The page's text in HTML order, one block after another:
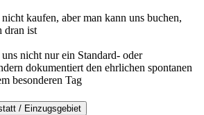
kaufen, aber man kann uns buchen,
dran ist
nicht nur ein Standard- oder
dokumentiert den ehrlichen spontanen
besonderen Tag
/ Einzugsgebiet